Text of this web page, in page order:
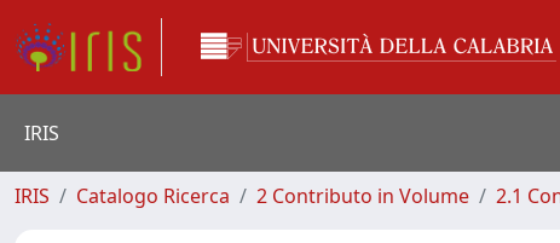
IRIS
IRIS Catalogo Ricerca 2 Contributo in Volume 2.1